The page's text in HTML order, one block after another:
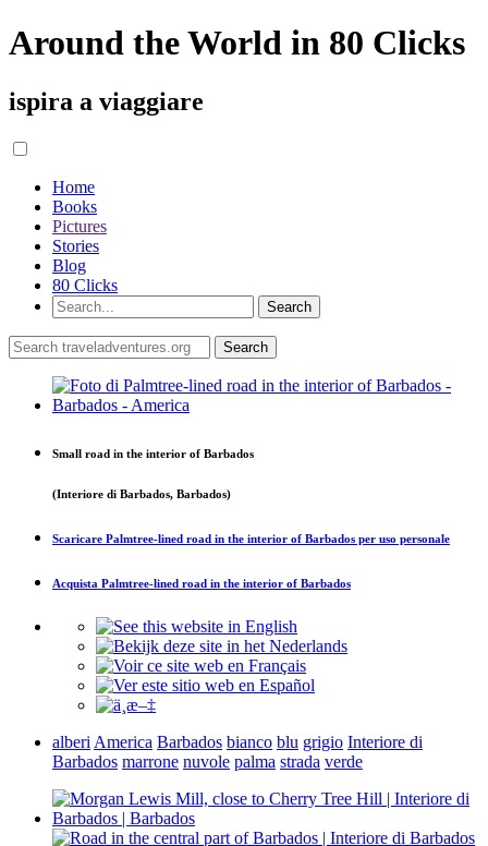
Around the World in 80 Clicks
ispira a viaggiare
Home
Books
Pictures
Stories
Blog
80 Clicks
Small road in the interior of Barbados
(Interiore di Barbados, Barbados)
Scaricare Palmtree-lined road in the interior of Barbados per uso personale
Acquista Palmtree-lined road in the interior of Barbados
alberi America Barbados bianco blu grigio Interiore di
Barbados marrone nuvole palma strada verde